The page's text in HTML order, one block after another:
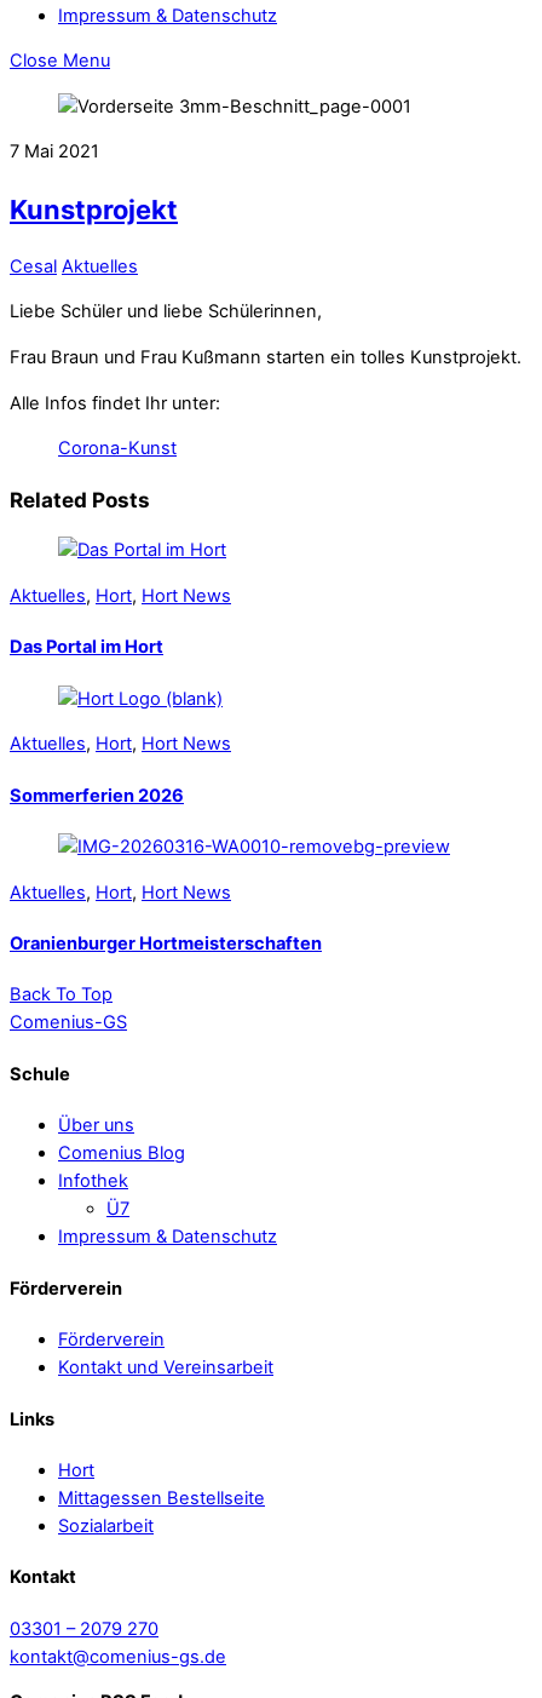
Impressum & Datenschutz
Close Menu
7 Mai 2021
Kunstprojekt
Cesal Aktuelles
Liebe Schüler und liebe Schülerinnen,
Frau Braun und Frau Kußmann starten ein tolles Kunstprojekt.
Alle Infos findet Ihr unter:
Corona-Kunst
Related Posts
Aktuelles, Hort, Hort News
Das Portal im Hort
Aktuelles, Hort, Hort News
Sommerferien 2026
Aktuelles, Hort, Hort News
Oranienburger Hortmeisterschaften
Back To Top
Comenius-GS
Schule
Über uns
Comenius Blog
Infothek
Ü7
Impressum & Datenschutz
Förderverein
Förderverein
Kontakt und Vereinsarbeit
Links
Hort
Mittagessen Bestellseite
Sozialarbeit
Kontakt
03301 – 2079 270
kontakt@comenius-gs.de